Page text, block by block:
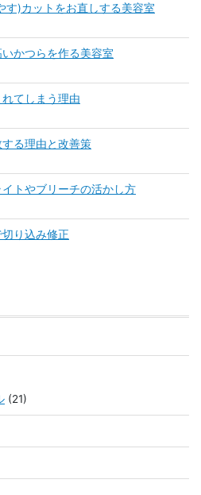
す)カットをお直しする美容室
かつらを作る美容室
てしまう理由
る理由と改善策
トやブリーチの活かし方
り込み修正
(21)